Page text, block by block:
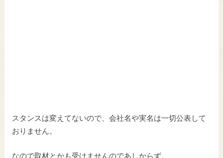
スタンスは変えてないので、会社名や実名は一切公表して
おりません。
なので取材とかも受けませんのであしからず。